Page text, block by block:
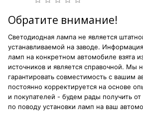
Обратите внимание!
Светодиодная лампа не является
устанавливаемой на заводе.
ламп на конкретном автомобиле взята
источников и является справочной. Мы
гарантировать совместимость с вашим
постоянно корректируется на основе
и покупателей - будем рады получить от
по поводу установки ламп на ваш